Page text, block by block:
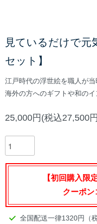
見ているだけで元
セット】
江戸時代の浮世絵を職人が
海外の方へのギフトや和のイ
25,000円(税込27,500
【初回購入限
クーポ
全国配送一律1320円（